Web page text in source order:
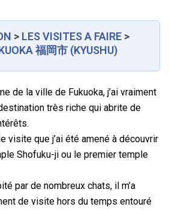
> LES VISITES A FAIRE >
福岡市 (KYUSHU)
de la ville de Fukuoka, j’ai vraiment
très riche qui abrite de
visite que j’ai été amené à découvrir
Shofuku-ji ou le premier temple
par de nombreux chats, il m’a
de visite hors du temps entouré